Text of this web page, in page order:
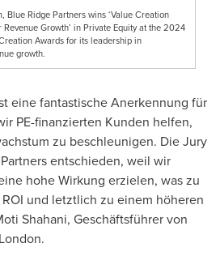
Blue Ridge Partners wins ‘Value Creation
Growth’ in Private Equity at the 2024
Awards for its leadership in
growth.
eine fantastische Anerkennung für
PE-finanzierten Kunden helfen,
zu beschleunigen. Die Jury
entschieden, weil wir
hohe Wirkung erzielen, was zu
und letztlich zu einem höheren
Shahani, Geschäftsführer von
London.